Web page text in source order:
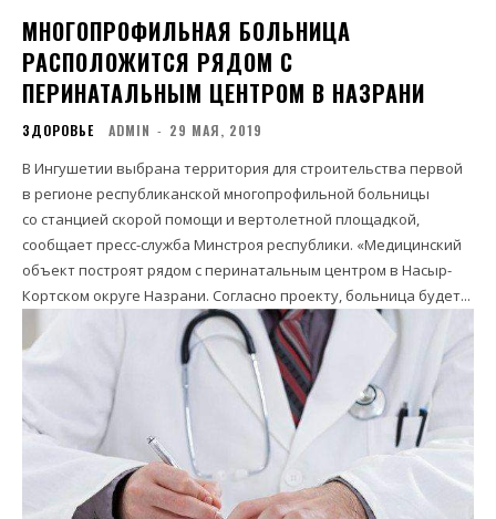
МНОГОПРОФИЛЬНАЯ БОЛЬНИЦА
РАСПОЛОЖИТСЯ РЯДОМ С
ПЕРИНАТАЛЬНЫМ ЦЕНТРОМ В НАЗРАНИ
ЗДОРОВЬЕ ADMIN - 29 МАЯ, 2019
В Ингушетии выбрана территория для строительства первой
в регионе республиканской многопрофильной больницы
со станцией скорой помощи и вертолетной площадкой,
сообщает пресс-служба Минстроя республики. «Медицинский
объект построят рядом с перинатальным центром в Насыр-
Кортском округе Назрани. Согласно проекту, больница будет...